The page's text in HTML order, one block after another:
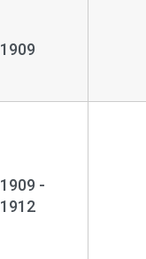
1909
1909 -
1912